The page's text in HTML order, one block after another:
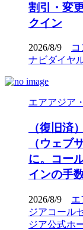
割引・変
クイン
2026/8/9
ナビダイヤ
エアアジア
（復旧済
（ウェブ
に。コー
インの手
2026/8/9 エ
ジアコール
ジア公式ホ